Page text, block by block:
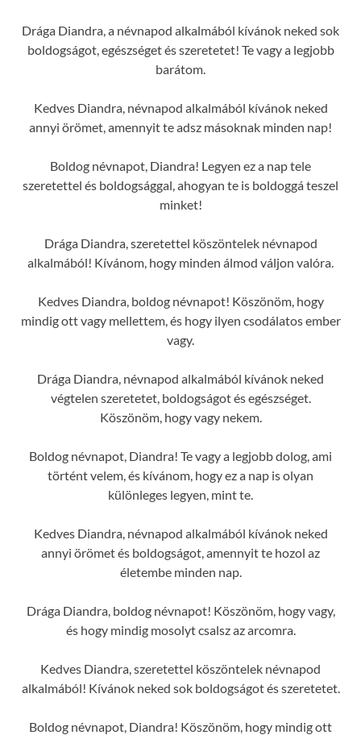
Drága Diandra, a névnapod alkalmából kívánok neked sok
boldogságot, egészséget és szeretetet! Te vagy a legjobb
barátom.
Kedves Diandra, névnapod alkalmából kívánok neked
annyi örömet, amennyit te adsz másoknak minden nap!
Boldog névnapot, Diandra! Legyen ez a nap tele
szeretettel és boldogsággal, ahogyan te is boldoggá teszel
minket!
Drága Diandra, szeretettel köszöntelek névnapod
alkalmából! Kívánom, hogy minden álmod váljon valóra.
Kedves Diandra, boldog névnapot! Köszönöm, hogy
mindig ott vagy mellettem, és hogy ilyen csodálatos ember
vagy.
Drága Diandra, névnapod alkalmából kívánok neked
végtelen szeretetet, boldogságot és egészséget.
Köszönöm, hogy vagy nekem.
Boldog névnapot, Diandra! Te vagy a legjobb dolog, ami
történt velem, és kívánom, hogy ez a nap is olyan
különleges legyen, mint te.
Kedves Diandra, névnapod alkalmából kívánok neked
annyi örömet és boldogságot, amennyit te hozol az
életembe minden nap.
Drága Diandra, boldog névnapot! Köszönöm, hogy vagy,
és hogy mindig mosolyt csalsz az arcomra.
Kedves Diandra, szeretettel köszöntelek névnapod
alkalmából! Kívánok neked sok boldogságot és szeretetet.
Boldog névnapot, Diandra! Köszönöm, hogy mindig ott